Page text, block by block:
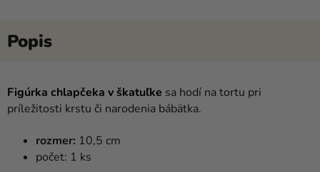
Figúrka chlapčeka v škatuľke sa hodí na tortu pri
príležitosti krstu či narodenia bábätka.
rozmer: 10,5 cm
počet: 1 ks